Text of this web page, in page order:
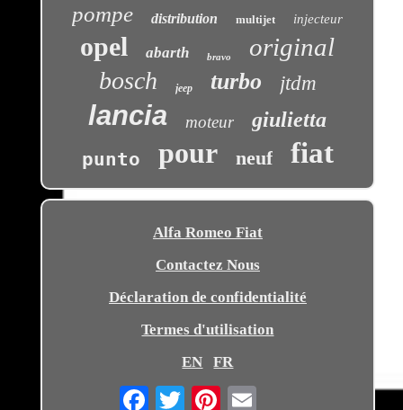
pompe distribution multijet injecteur
opel abarth bravo original
bosch jeep turbo jtdm
lancia moteur giulietta
punto pour neuf fiat
Alfa Romeo Fiat
Contactez Nous
Déclaration de confidentialité
Termes d'utilisation
EN
FR